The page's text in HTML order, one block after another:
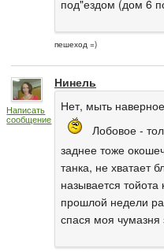
под"ездом (дом 6
пешеход =)
Написать
сообщение
Нинель
Нет, мыть
Лобовое -
заднее тоже
танка, не хватает
называется
прошлой недели
спася моя чумазня